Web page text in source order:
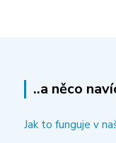
..a něco
Jak to funguje v